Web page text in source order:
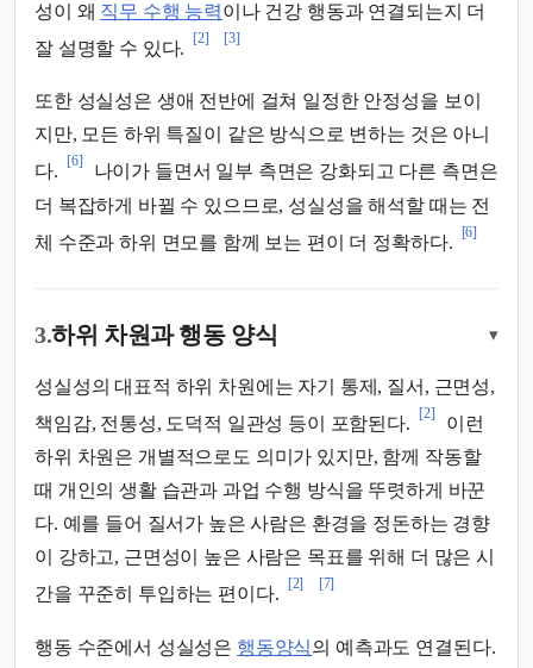
성이 왜 직무 수행 능력이나 건강 행동과 연결되는지 더
잘 설명할 수 있다.
[2] [3]
또한 성실성은 생애 전반에 걸쳐 일정한 안정성을 보이
지만, 모든 하위 특질이 같은 방식으로 변하는 것은 아니
다.
[6]
나이가 들면서 일부 측면은 강화되고 다른 측면은
더 복잡하게 바뀔 수 있으므로, 성실성을 해석할 때는 전
체 수준과 하위 면모를 함께 보는 편이 더 정확하다.
[6]
3.하위 차원과 행동 양식 ▾
성실성의 대표적 하위 차원에는 자기 통제, 질서, 근면성,
책임감, 전통성, 도덕적 일관성 등이 포함된다.
[2]
이런
하위 차원은 개별적으로도 의미가 있지만, 함께 작동할
때 개인의 생활 습관과 과업 수행 방식을 뚜렷하게 바꾼
다. 예를 들어 질서가 높은 사람은 환경을 정돈하는 경향
이 강하고, 근면성이 높은 사람은 목표를 위해 더 많은 시
간을 꾸준히 투입하는 편이다.
[2] [7]
행동 수준에서 성실성은 행동양식의 예측과도 연결된다.